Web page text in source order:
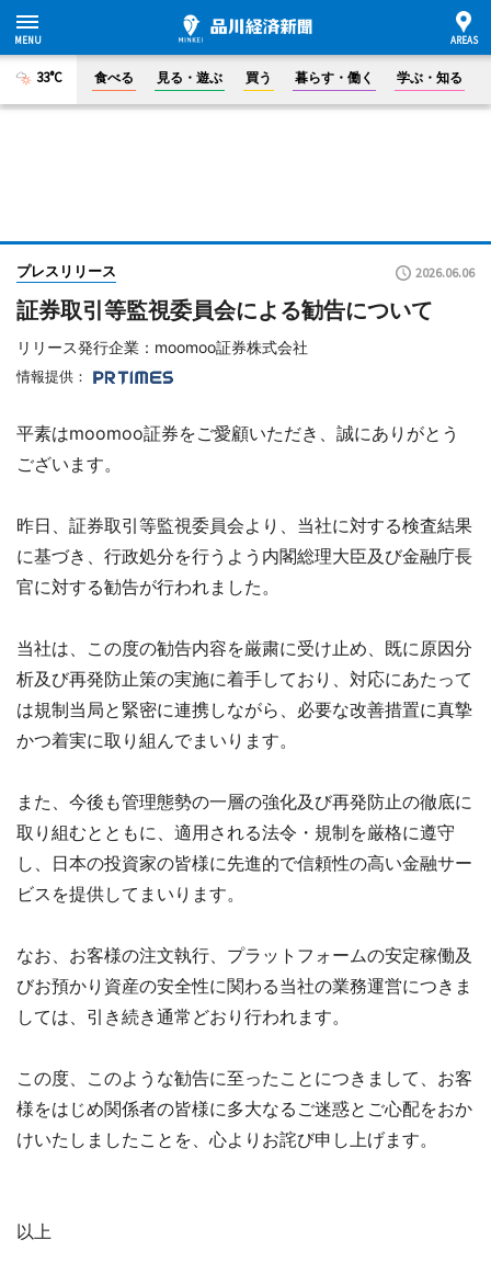
33°C 食べる 見る・遊ぶ 買う 暮らす・働く 学ぶ・知る
プレスリリース 2026.06.06
証券取引等監視委員会による勧告について
リリース発行企業：moomoo証券株式会社
情報提供：
平素はmoomoo証券をご愛顧いただき、誠にありがとう
ございます。
昨日、証券取引等監視委員会より、当社に対する検査結果
に基づき、行政処分を行うよう内閣総理大臣及び金融庁長
官に対する勧告が行われました。
当社は、この度の勧告内容を厳粛に受け止め、既に原因分
析及び再発防止策の実施に着手しており、対応にあたって
は規制当局と緊密に連携しながら、必要な改善措置に真摯
かつ着実に取り組んでまいります。
また、今後も管理態勢の一層の強化及び再発防止の徹底に
取り組むとともに、適用される法令・規制を厳格に遵守
し、日本の投資家の皆様に先進的で信頼性の高い金融サー
ビスを提供してまいります。
なお、お客様の注文執行、プラットフォームの安定稼働及
びお預かり資産の安全性に関わる当社の業務運営につきま
しては、引き続き通常どおり行われます。
この度、このような勧告に至ったことにつきまして、お客
様をはじめ関係者の皆様に多大なるご迷惑とご心配をおか
けいたしましたことを、心よりお詫び申し上げます。
以上